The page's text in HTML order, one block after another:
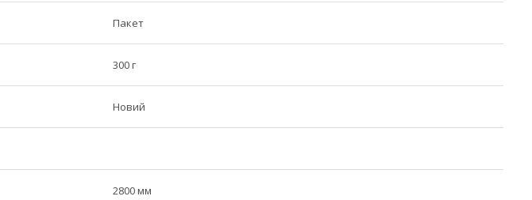
Пакет
300 г
Новий
2800 мм